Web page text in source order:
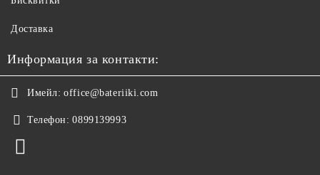
Доставка
Информация за контакти:
Имейл: office@bateriiki.com
Телефон: 0899139993